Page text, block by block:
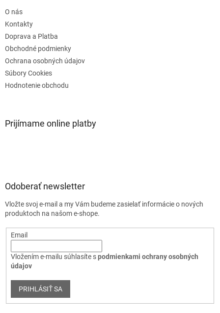
O nás
Kontakty
Doprava a Platba
Obchodné podmienky
Ochrana osobných údajov
Súbory Cookies
Hodnotenie obchodu
Prijímame online platby
Odoberať newsletter
Vložte svoj e-mail a my Vám budeme zasielať informácie o nových
produktoch na našom e-shope.
Email
Vložením e-mailu súhlasíte spodmienkami ochrany osobných
údajov
PRIHLÁSIŤ SA